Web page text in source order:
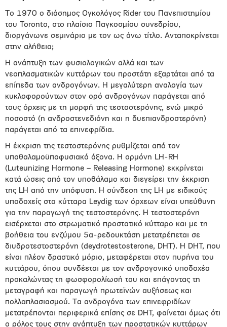
Το 1970 ο διάσημος Ογκολόγος Rider του Πανεπιστημίου
του Toronto, στο πλαίσιο Παγκοσμίου συνεδρίου,
διοργάνωνε σεμινάριο με τον ως άνω τίτλο. Ανταποκρίνεται
στην αλήθεια;
Η ανάπτυξη των φυσιολογικών αλλά και των
νεοπλασματικών κυττάρων του προστάτη εξαρτάται από τα
επίπεδα των ανδρογόνων. Η μεγαλύτερη αναλογία των
κυκλοφορούντων στον ορό ανδρογόνων παράγεται από
τους όρχεις με τη μορφή της τεστοστερόνης, ενώ μικρό
ποσοστό (η ανδροστενεδιόνη και η δυεπιανδροστερόνη)
παράγεται από τα επινεφρίδια.
Η έκκριση της τεστοστερόνης ρυθμίζεται από τον
υποθαλαμοϋποφυσιακό άξονα. Η ορμόνη LH-RH
(Luteunizing Hormone – Releasing Hormone) εκκρίνεται
κατά ώσεις από τον υποθάλαμο και διεγείρει την έκκριση
της LH από την υπόφυση. Η σύνδεση της LH με ειδικούς
υποδοχείς στα κύτταρα Leydig των όρχεων είναι υπεύθυνη
για την παραγωγή της τεστοστερόνης. Η τεστοστερόνη
εισέρχεται στο στρωματικό προστατικό κύτταρο και με τη
βοήθεια του ενζύμου 5α-ρεδουκτάση μετατρέπεται σε
διυδροτεστοστερόνη (deydrotestosterone, DHT). H DHT, που
είναι πλέον δραστικό μόριο, μεταφέρεται στον πυρήνα του
κυττάρου, όπου συνδέεται με τον ανδρογονικό υποδοχέα
προκαλώντας τη φωσφορολίωσή του και επάγοντας τη
μεταγραφή και παραγωγή πρωτεϊνών αυξήσεως και
πολλαπλασιασμού. Τα ανδρογόνα των επινεφριδίων
μετατρέπονται περιφερικά επίσης σε DHT, φαίνεται όμως ότι
ο ρόλος τους στην ανάπτυξη των προστατικών κυττάρων